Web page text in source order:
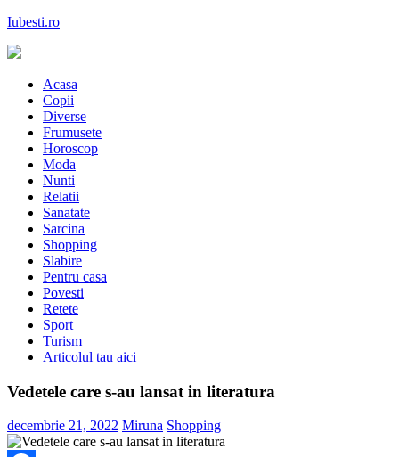
Skip
content
Iubesti.ro
astazi
Acasa
Copii
Diverse
Frumusete
Horoscop
Moda
Nunti
Relatii
Sanatate
Sarcina
Shopping
Slabire
Pentru casa
Povesti
Retete
Sport
Turism
Articolul tau aici
Vedetele care s-au lansat in literatura
decembrie 21, 2022 Miruna Shopping